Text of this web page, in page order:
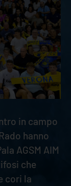
in campo
hanno
AGSM AIM
che
cori la